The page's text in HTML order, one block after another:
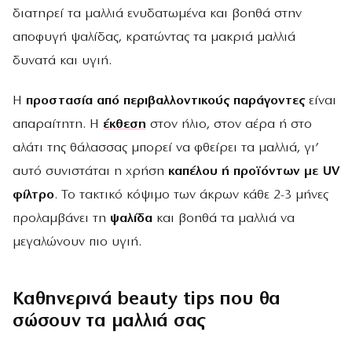
διατηρεί τα μαλλιά ενυδατωμένα και βοηθά στην
αποφυγή ψαλίδας, κρατώντας τα μακριά μαλλιά
δυνατά και υγιή.
Η προστασία από περιβαλλοντικούς παράγοντεςείναι
απαραίτητη. Η έκθεση στον ήλιο, στον αέρα ή στο
αλάτι της θάλασσας μπορεί να φθείρει τα μαλλιά, γι’
αυτό συνιστάται η χρήση καπέλου ή προϊόντων με UV
φίλτρο. Το τακτικό κόψιμο των άκρων κάθε 2-3 μήνες
προλαμβάνει τη ψαλίδα και βοηθά τα μαλλιά να
μεγαλώνουν πιο υγιή.
Καθηνερινά beauty tips που θα
σώσουν τα μαλλιά σας